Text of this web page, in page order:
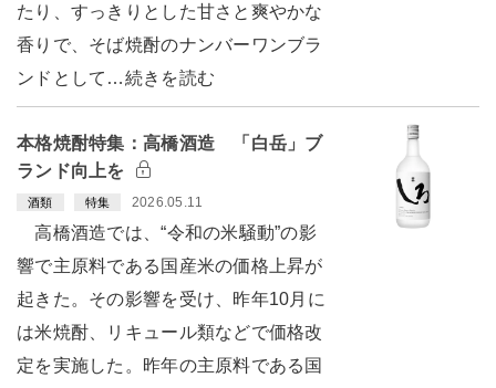
たり、すっきりとした甘さと爽やかな
香りで、そば焼酎のナンバーワンブラ
ンドとして…続きを読む
本格焼酎特集：高橋酒造 「白岳」ブ
ランド向上を
酒類 特集 2026.05.11
高橋酒造では、“令和の米騒動”の影
響で主原料である国産米の価格上昇が
起きた。その影響を受け、昨年10月に
は米焼酎、リキュール類などで価格改
定を実施した。昨年の主原料である国